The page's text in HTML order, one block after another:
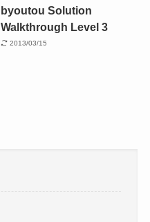
byoutou Solution
Walkthrough Level 3
2013/03/15